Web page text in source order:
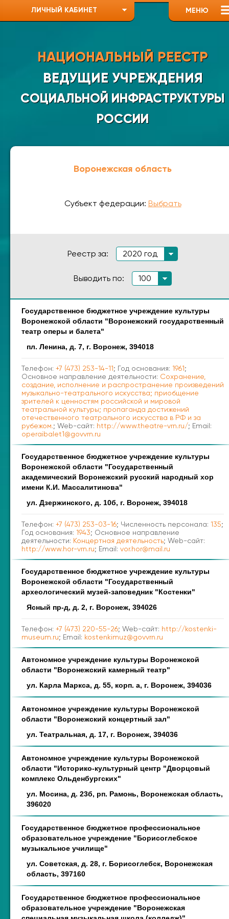
МЕНЮ
ЛИЧНЫЙ КАБИНЕТ
НАЦИОНАЛЬНЫЙ РЕЕСТР
ВЕДУЩИЕ УЧРЕЖДЕНИЯ
СОЦИАЛЬНОЙ ИНФРАСТРУКТУРЫ
РОССИИ
Воронежская область
Субъект федерации: Выбрать
Реестр за: 2020 год
Выводить по: 100
Наименование Адрес
Государственное бюджетное учреждение культуры
Воронежской области "Воронежский государственный
театр оперы и балета"
пл. Ленина, д. 7, г. Воронеж, 394018
Телефон: +7 (473) 253-14-11; Год основания: 1961;
Основное направление деятельности: Сохранение,
создание, исполнение и распространение произведений
музыкально-театрального искусства; приобщение
зрителей к ценностям российской и мировой
театральной культуры; пропаганда достижений
отечественного театрального искусства в РФ и за
рубежом.; Web-сайт: http://www.theatre-vrn.ru/; Email:
operaibalet1@govvrn.ru
Государственное бюджетное учреждение культуры
Воронежской области "Государственный
академический Воронежский русский народный хор
имени К.И. Массалитинова"
ул. Дзержинского, д. 10б, г. Воронеж, 394018
Телефон: +7 (473) 253-03-16; Численность персонала: 135;
Год основания: 1943; Основное направление
деятельности: Концертная деятельность; Web-сайт:
http://www.hor-vrn.ru; Email: vor.hor@mail.ru
Государственное бюджетное учреждение культуры
Воронежской области "Государственный
археологический музей-заповедник "Костенки"
Ясный пр-д, д. 2, г. Воронеж, 394026
Телефон: +7 (473) 220-55-26; Web-сайт: http://kostenki-
museum.ru; Email: kostenkimuz@govvrn.ru
Автономное учреждение культуры Воронежской
области "Воронежский камерный театр"
ул. Карла Маркса, д. 55, корп. а, г. Воронеж, 394036
Автономное учреждение культуры Воронежской
области "Воронежский концертный зал"
ул. Театральная, д. 17, г. Воронеж, 394036
Автономное учреждение культуры Воронежской
области "Историко-культурный центр "Дворцовый
комплекс Ольденбургских"
ул. Мосина, д. 23б, рп. Рамонь, Воронежская область,
396020
Государственное бюджетное профессиональное
образовательное учреждение "Борисоглебское
музыкальное училище"
ул. Советская, д. 28, г. Борисоглебск, Воронежская
область, 397160
Государственное бюджетное профессиональное
образовательное учреждение "Воронежская